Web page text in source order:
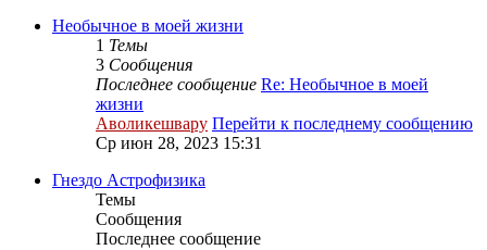
Необычное в моей жизни
1 Темы
3 Сообщения
Последнее сообщение Re: Необычное в моей
жизни
Аволикешвару Перейти к последнему сообщению
Ср июн 28, 2023 15:31
Гнездо Астрофизика
Темы
Сообщения
Последнее сообщение